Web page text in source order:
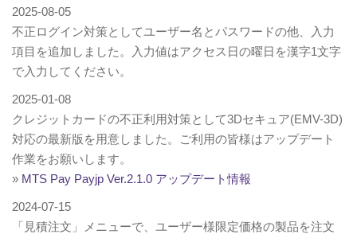
a
v
a
t
2025-08-05
不正ログイン対策としてユーザー名とパスワードの他、入力
項目を追加しました。入力値はアクセス日の曜日を漢字1文字
で入力してください。
2025-01-08
クレジットカードの不正利用対策として3Dセキュア(EMV-3D)
対応の最新版を用意しました。ご利用の皆様はアップデート
作業をお願いします。
» MTS Pay Payjp Ver.2.1.0 アップデート情報
2024-07-15
「見積注文」メニューで、ユーザー様限定価格の製品を注文